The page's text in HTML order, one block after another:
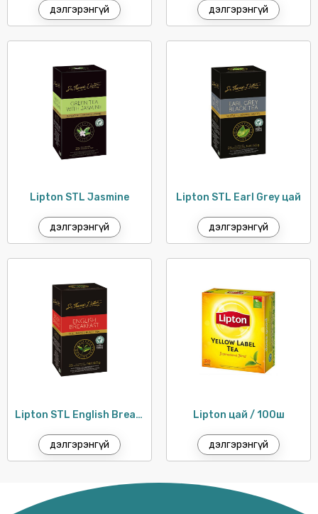
SUNLIGHT
SURF
TOILET DUCK
TRESEMME
VASELINE
УТЕНОК
дэлгэрэнгүй дэлгэрэнгүй
Lipton STL Jasmine
дэлгэрэнгүй
Lipton STL Earl Grey цай
дэлгэрэнгүй
Lipton STL English Breakfast цай
дэлгэрэнгүй
Lipton цай / 100ш
дэлгэрэнгүй